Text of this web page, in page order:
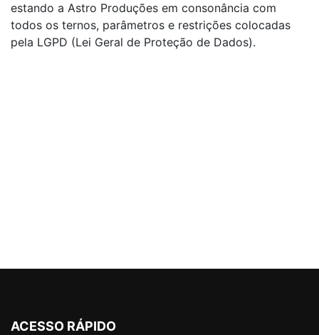
estando a Astro Produções em consonância com
todos os ternos, parâmetros e restrições colocadas
pela LGPD (Lei Geral de Proteção de Dados).
ACESSO RÁPIDO